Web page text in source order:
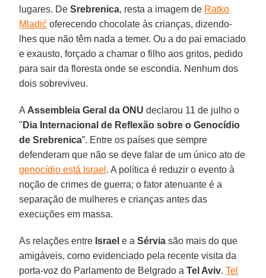
lugares. DeSrebrenica, resta a imagem de Ratko
Mladić oferecendo chocolate às crianças, dizendo-
lhes que não têm nada a temer. Ou a do pai emaciado
e exausto, forçado a chamar o filho aos gritos, pedido
para sair da floresta onde se escondia. Nenhum dos
dois sobreviveu.
A Assembleia Geral da ONU declarou 11 de julho o
" Dia Internacional de Reflexão sobre o Genocídio
de Srebrenica”. Entre os países que sempre
defenderam que não se deve falar de um único ato de
genocídio está Israel . A política é reduzir o evento à
noção de crimes de guerra; o fator atenuante é a
separação de mulheres e crianças antes das
execuções em massa.
As relações entre Israel e aSérvia são mais do que
amigáveis, como evidenciado pela recente visita da
porta-voz do Parlamento de Belgrado aTel Aviv.Tel